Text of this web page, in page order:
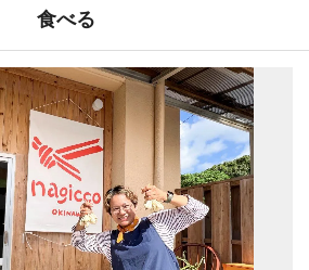
食べる